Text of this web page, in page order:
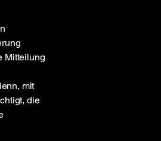
Mitteilung
mit
die